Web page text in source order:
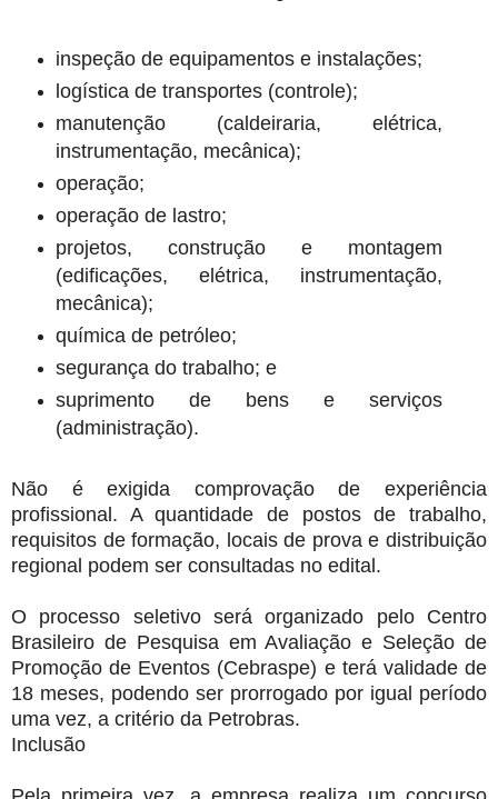
inspeção de equipamentos e instalações;
logística de transportes (controle);
manutenção (caldeiraria, elétrica,
instrumentação, mecânica);
operação;
operação de lastro;
projetos, construção e montagem
(edificações, elétrica, instrumentação,
mecânica);
química de petróleo;
segurança do trabalho; e
suprimento de bens e serviços
(administração).
Não é exigida comprovação de experiência
profissional. A quantidade de postos de trabalho,
requisitos de formação, locais de prova e distribuição
regional podem ser consultadas no edital.
O processo seletivo será organizado pelo Centro
Brasileiro de Pesquisa em Avaliação e Seleção de
Promoção de Eventos (Cebraspe) e terá validade de
18 meses, podendo ser prorrogado por igual período
uma vez, a critério da Petrobras.
Inclusão